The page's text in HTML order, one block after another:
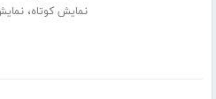
نمایش کوتاه،